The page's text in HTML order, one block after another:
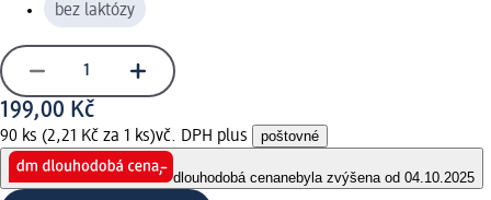
bez laktózy
199,00 Kč
90 ks (2,21 Kč za 1 ks)vč. DPH plus poštovné
dlouhodobá cenanebyla zvýšena od 04.10.2025